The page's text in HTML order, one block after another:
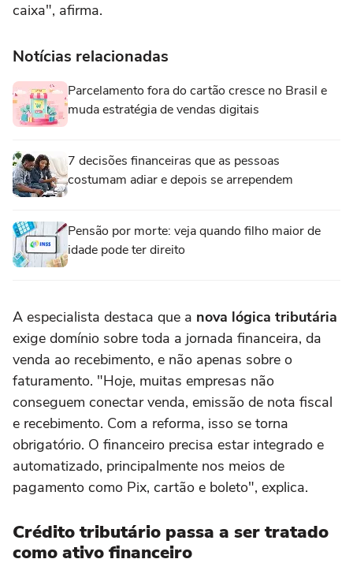
caixa", afirma.
Notícias relacionadas
Parcelamento fora do cartão cresce no Brasil e
muda estratégia de vendas digitais
7 decisões financeiras que as pessoas
costumam adiar e depois se arrependem
Pensão por morte: veja quando filho maior de
idade pode ter direito
A especialista destaca que a nova lógica tributária
exige domínio sobre toda a jornada financeira, da
venda ao recebimento, e não apenas sobre o
faturamento. "Hoje, muitas empresas não
conseguem conectar venda, emissão de nota fiscal
e recebimento. Com a reforma, isso se torna
obrigatório. O financeiro precisa estar integrado e
automatizado, principalmente nos meios de
pagamento como Pix, cartão e boleto", explica.
Crédito tributário passa a ser tratado
como ativo financeiro